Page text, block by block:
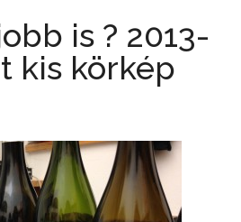
is ? 2013-
kis körkép